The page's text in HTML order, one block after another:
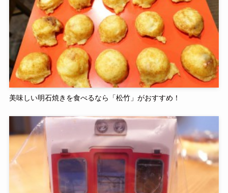
美味しい明石焼きを食べるなら「松竹」がおすすめ！